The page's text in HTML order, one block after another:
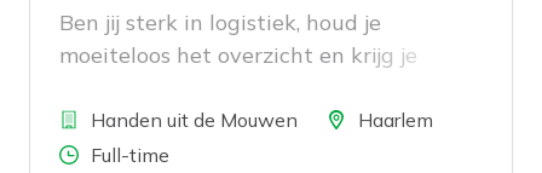
Ben jij sterk in logistiek, houd je
moeiteloos het overzicht en krijg je
rolletjes loopt? Dan hebben wij een
mooie functie voor je.
BedrijfHanden uit de Mouwen LocatieHaarlem
Aantal uren
Full-time